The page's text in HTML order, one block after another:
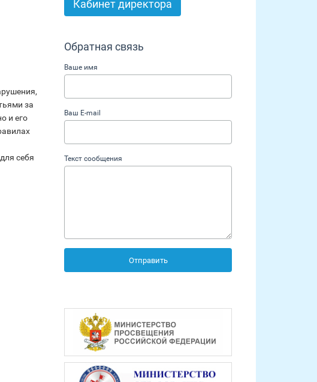
за
и его
себя
Кабинет директора
Обратная связь
Ваше имя
Ваш E-mail
Текст сообщения